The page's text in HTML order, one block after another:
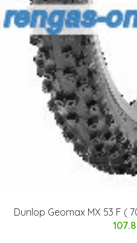
Dunlop Geomax MX 53 F (